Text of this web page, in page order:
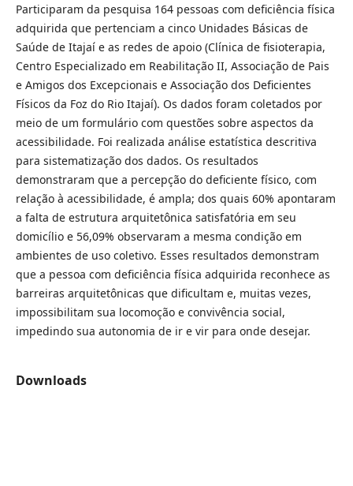
Participaram da pesquisa 164 pessoas com deficiência física
adquirida que pertenciam a cinco Unidades Básicas de
Saúde de Itajaí e as redes de apoio (Clínica de fisioterapia,
Centro Especializado em Reabilitação II, Associação de Pais
e Amigos dos Excepcionais e Associação dos Deficientes
Físicos da Foz do Rio Itajaí). Os dados foram coletados por
meio de um formulário com questões sobre aspectos da
acessibilidade. Foi realizada análise estatística descritiva
para sistematização dos dados. Os resultados
demonstraram que a percepção do deficiente físico, com
relação à acessibilidade, é ampla; dos quais 60% apontaram
a falta de estrutura arquitetônica satisfatória em seu
domicílio e 56,09% observaram a mesma condição em
ambientes de uso coletivo. Esses resultados demonstram
que a pessoa com deficiência física adquirida reconhece as
barreiras arquitetônicas que dificultam e, muitas vezes,
impossibilitam sua locomoção e convivência social,
impedindo sua autonomia de ir e vir para onde desejar.
Downloads